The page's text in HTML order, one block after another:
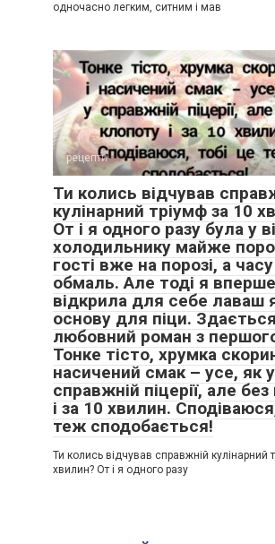
одночасно легким, ситним і мав
рецепти
Ти колись відчував
кулінарний тріумф за 10
От і я одного разу була у
холодильнику майже
гості вже на порозі, а
обмаль. Але тоді я вперше
відкрила для себе лаваш
основу для піци.
любовний роман з
Тонке тісто, хрумка
насичений смак – усе, як у
справжній піцерії, але
і за 10 хвилин.
теж сподобається!
Ти колись відчував справжній кулінарний
хвилин? От і я одного разу